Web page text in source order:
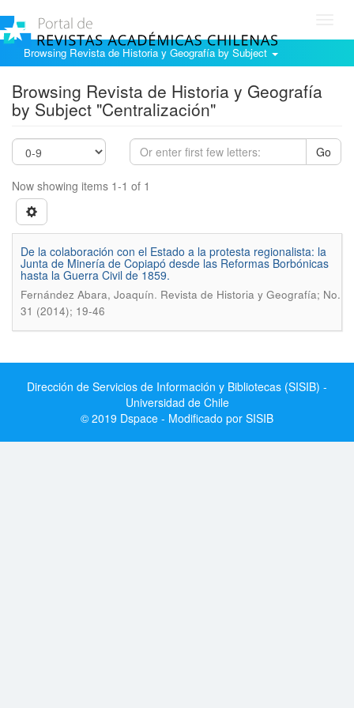
Browsing Revista de Historia y Geografía by Subject
Browsing Revista de Historia y Geografía
by Subject "Centralización"
Go
Now showing items 1-1 of 1
De la colaboración con el Estado a la protesta regionalista: la
Junta de Minerí­a de Copiapó desde las Reformas Borbónicas
hasta la Guerra Civil de 1859.
Fernández Abara, Joaquí­n. Revista de Historia y Geografí­a; No.
31 (2014); 19-46
Dirección de Servicios de Información y Bibliotecas (SISIB) -
Universidad de Chile
© 2019 Dspace - Modificado por SISIB